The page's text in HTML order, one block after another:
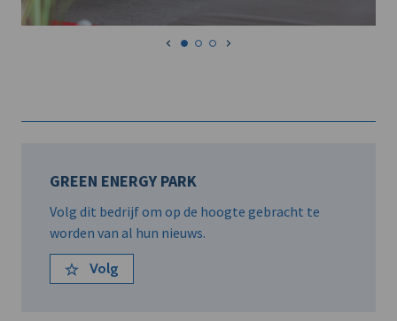
GREEN ENERGY PARK
Volg dit bedrijf om op de hoogte gebracht te
worden van al hun nieuws.
Volg